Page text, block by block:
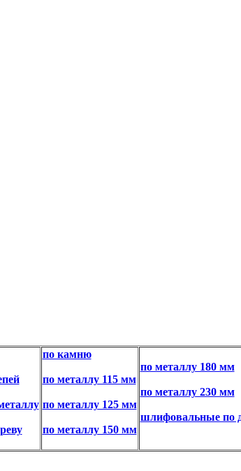
по камню
по металлу 115 мм
по металлу 125 мм
по металлу 150 мм
по металлу 180 мм
по металлу 230 мм
шлифовальные по